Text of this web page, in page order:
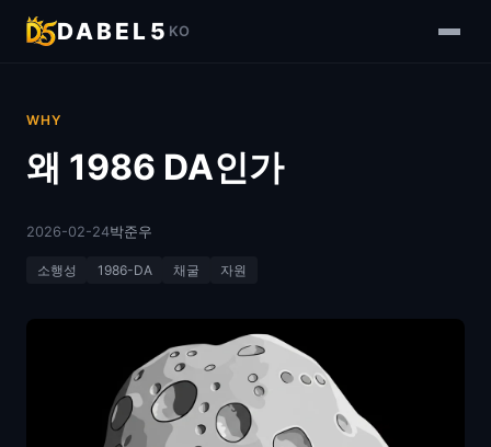
DABEL5 KO
WHY
왜 1986 DA인가
2026-02-24박준우
소행성 1986-DA 채굴 자원